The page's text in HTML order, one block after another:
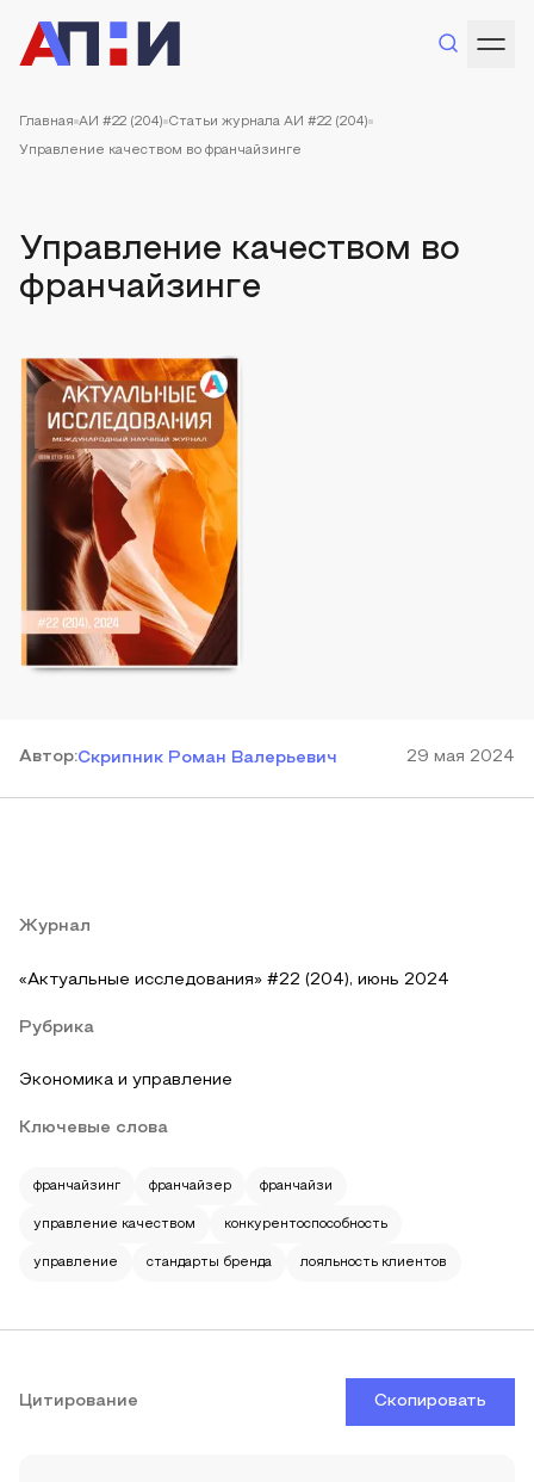
Главная АИ #22 (204) Статьи журнала АИ #22 (204)
Управление качеством во франчайзинге
Управление качеством во
франчайзинге
Автор:Скрипник Роман Валерьевич 29 мая 2024
Журнал
«Актуальные исследования» #22 (204), июнь 2024
Рубрика
Экономика и управление
Ключевые слова
франчайзинг франчайзер франчайзи
управление качеством конкурентоспособность
управление стандарты бренда лояльность клиентов
Цитирование Скопировать